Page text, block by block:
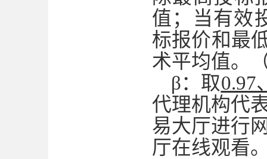
值；当有效
标报价和最
术平均值。
β：取0.97
代理机构代
易大厅进行
厅在线观看